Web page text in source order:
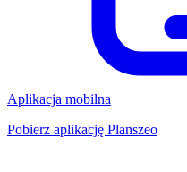
Aplikacja mobilna
Pobierz aplikację Planszeo